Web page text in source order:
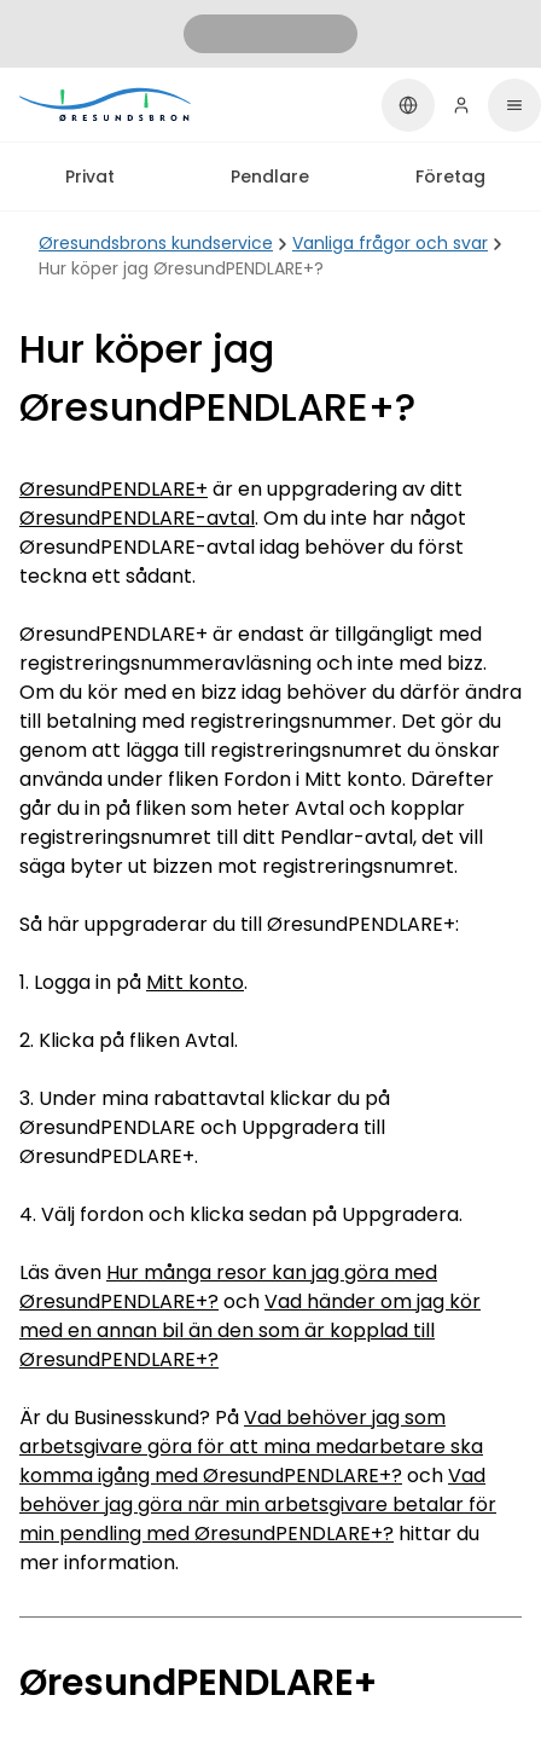
Privat Pendlare Företag
Øresundsbrons kundservice
Vanliga frågor och svar
Hur köper jag ØresundPENDLARE+?
Hur köper jag
ØresundPENDLARE+?
ØresundPENDLARE+ är en uppgradering av ditt
ØresundPENDLARE-avtal. Om du inte har något
ØresundPENDLARE-avtal idag behöver du först
teckna ett sådant.
ØresundPENDLARE+ är endast är tillgängligt med
registreringsnummeravläsning och inte med bizz.
Om du kör med en bizz idag behöver du därför ändra
till betalning med registreringsnummer. Det gör du
genom att lägga till registreringsnumret du önskar
använda under fliken Fordon i Mitt konto. Därefter
går du in på fliken som heter Avtal och kopplar
registreringsnumret till ditt Pendlar-avtal, det vill
säga byter ut bizzen mot registreringsnumret.
Så här uppgraderar du till ØresundPENDLARE+:
1. Logga in på Mitt konto.
2. Klicka på fliken Avtal.
3. Under mina rabattavtal klickar du på
ØresundPENDLARE och Uppgradera till
ØresundPEDLARE+.
4. Välj fordon och klicka sedan på Uppgradera.
Läs även Hur många resor kan jag göra med
ØresundPENDLARE+?ochVad händer om jag kör
med en annan bil än den som är kopplad till
ØresundPENDLARE+?
Är du Businesskund? PåVad behöver jag som
arbetsgivare göra för att mina medarbetare ska
komma igång med ØresundPENDLARE+?ochVad
behöver jag göra när min arbetsgivare betalar för
min pendling med ØresundPENDLARE+? hittar du
mer information.
ØresundPENDLARE+